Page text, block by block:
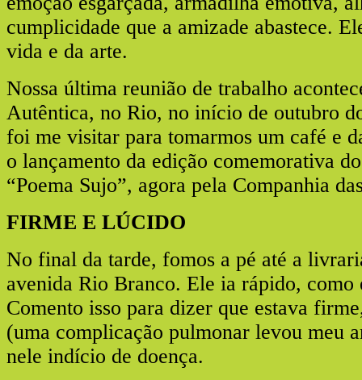
cumplicidade que a amizade abastece.
vida e da arte.
Nossa última reunião de trabalho
Autêntica, no Rio, no início de outubro
foi me visitar para tomarmos um café e
o lançamento da edição comemorativa
“Poema Sujo”, agora pela Companhia
FIRME E LÚCIDO
No final da tarde, fomos a pé até a
avenida Rio Branco. Ele ia rápido, como
Comento isso para dizer que estava
(uma complicação pulmonar levou meu
nele indício de doença.